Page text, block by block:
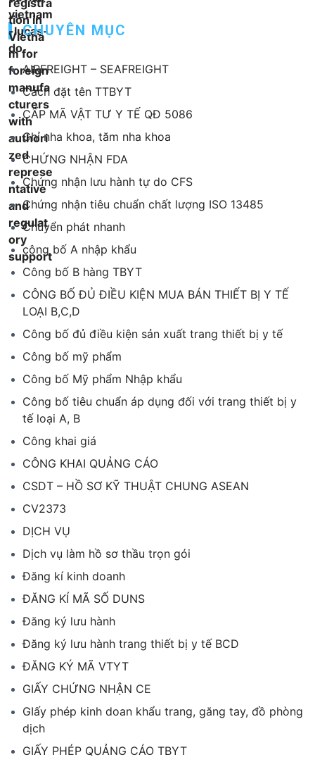
CHUYÊN MỤC
AIRFREIGHT – SEAFREIGHT
Cách đặt tên TTBYT
CẤP MÃ VẬT TƯ Y TẾ QĐ 5086
Chỉ nha khoa, tăm nha khoa
CHỨNG NHẬN FDA
Chứng nhận lưu hành tự do CFS
Chứng nhận tiêu chuẩn chất lượng ISO 13485
Chuyển phát nhanh
công bố A nhập khẩu
Công bố B hàng TBYT
CÔNG BỐ ĐỦ ĐIỀU KIỆN MUA BÁN THIẾT BỊ Y TẾ
LOẠI B,C,D
Công bố đủ điều kiện sản xuất trang thiết bị y tế
Công bố mỹ phẩm
Công bố Mỹ phẩm Nhập khẩu
Công bố tiêu chuẩn áp dụng đối với trang thiết bị y
tế loại A, B
Công khai giá
CÔNG KHAI QUẢNG CÁO
CSDT – HỒ SƠ KỸ THUẬT CHUNG ASEAN
CV2373
DỊCH VỤ
Dịch vụ làm hồ sơ thầu trọn gói
Đăng kí kinh doanh
ĐĂNG KÍ MÃ SỐ DUNS
Đăng ký lưu hành
Đăng ký lưu hành trang thiết bị y tế BCD
ĐĂNG KÝ MÃ VTYT
GIẤY CHỨNG NHẬN CE
GIấy phép kinh doan khẩu trang, găng tay, đồ phòng
dịch
GIẤY PHÉP QUẢNG CÁO TBYT